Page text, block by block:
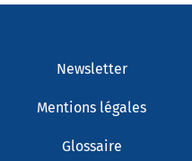
Newsletter
Mentions légales
Glossaire